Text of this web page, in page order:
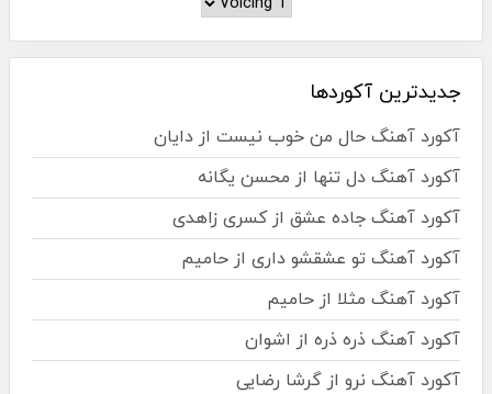
جدیدترین آکوردها
آکورد آهنگ حال من خوب نیست از دایان
آکورد آهنگ دل تنها از محسن یگانه
آکورد آهنگ جاده عشق از کسری زاهدی
آکورد آهنگ تو عشقشو داری از حامیم
آکورد آهنگ مثلا از حامیم
آکورد آهنگ ذره ذره از اشوان
آکورد آهنگ نرو از گرشا رضایی